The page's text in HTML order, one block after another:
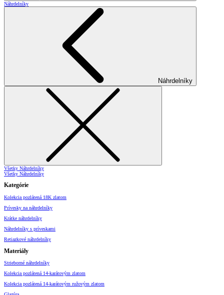
Náhrdelníky
Náhrdelníky
Všetky Náhrdelníky
Všetky Náhrdelníky
Kategórie
Kolekcia pozlátená 18K zlatom
Prívesky na náhrdelníky
Krátke náhrdelníky
Náhrdelníky s príveskami
Retiazkové náhrdelníky
Materiály
Strieborné náhrdelníky
Kolekcia pozlátená 14-karátovým zlatom
Kolekcia pozlátená 14-karátovým ružovým zlatom